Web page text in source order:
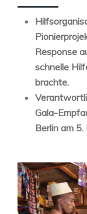
Response
schnelle
brachte.
Gala-
Berlin am